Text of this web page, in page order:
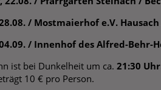
/ Mostmaierhof e.V.
/ Innenhof des Alfred-
ist bei Dunkelheit um ca. 21:30 Uhr
10 € pro Person.